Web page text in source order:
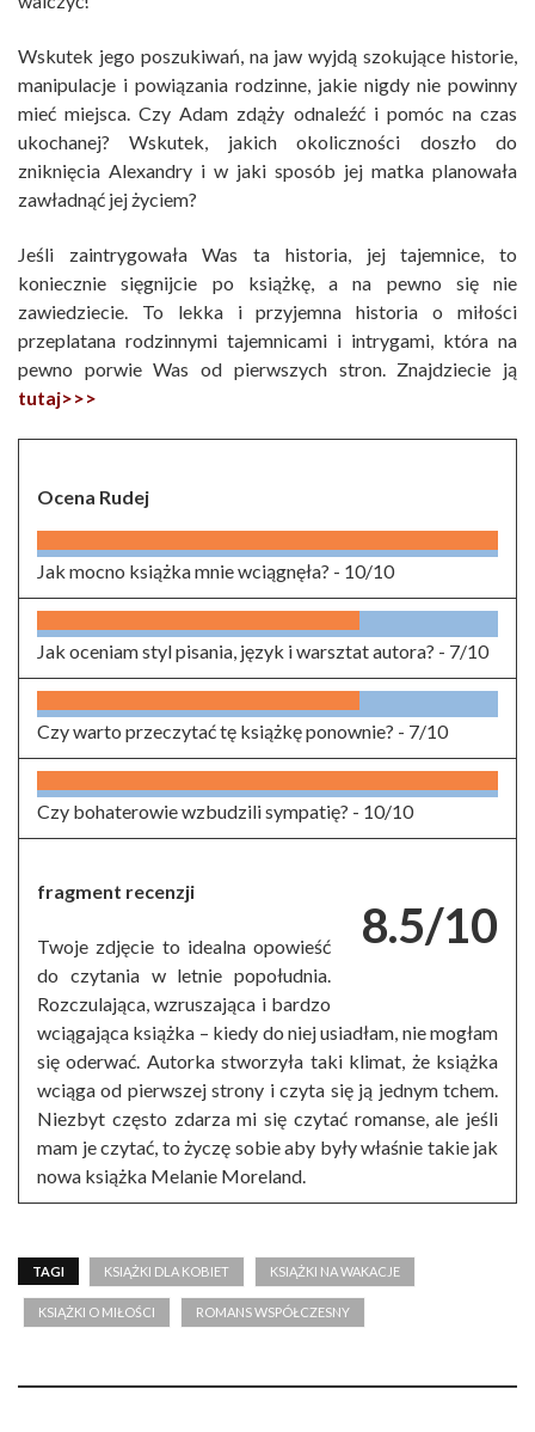
Wskutek jego poszukiwań, na jaw wyjdą szokujące historie,
manipulacje i powiązania rodzinne, jakie nigdy nie powinny
mieć miejsca. Czy Adam zdąży odnaleźć i pomóc na czas
ukochanej? Wskutek, jakich okoliczności doszło do
zniknięcia Alexandry i w jaki sposób jej matka planowała
zawładnąć jej życiem?
Jeśli zaintrygowała Was ta historia, jej tajemnice, to
koniecznie sięgnijcie po książkę, a na pewno się nie
zawiedziecie. To lekka i przyjemna historia o miłości
przeplatana rodzinnymi tajemnicami i intrygami, która na
pewno porwie Was od pierwszych stron. Znajdziecie ją
tutaj>>>
Ocena Rudej
Jak mocno książka mnie wciągnęła? - 10/10
Jak oceniam styl pisania, język i warsztat autora? - 7/10
Czy warto przeczytać tę książkę ponownie? - 7/10
Czy bohaterowie wzbudzili sympatię? - 10/10
8.5/10
fragment recenzji
Twoje zdjęcie to idealna opowieść
do czytania w letnie popołudnia.
Rozczulająca, wzruszająca i bardzo
wciągająca książka – kiedy do niej usiadłam, nie mogłam
się oderwać. Autorka stworzyła taki klimat, że książka
wciąga od pierwszej strony i czyta się ją jednym tchem.
Niezbyt często zdarza mi się czytać romanse, ale jeśli
mam je czytać, to życzę sobie aby były właśnie takie jak
nowa książka Melanie Moreland.
TAGI KSIĄŻKI DLA KOBIET KSIĄŻKI NA WAKACJE
KSIĄŻKI O MIŁOŚCI ROMANS WSPÓŁCZESNY